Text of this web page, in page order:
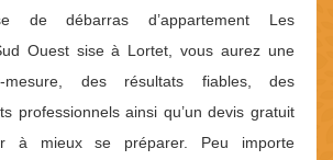
de débarras d’appartement Les
Ouest sise à Lortet, vous aurez une
mesure, des résultats fiables, des
professionnels ainsi qu’un devis gratuit
à mieux se préparer. Peu importe